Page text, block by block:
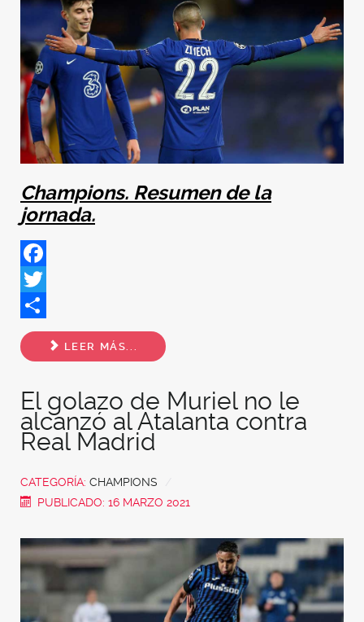
Champions. Resumen de la
jornada.
Facebook
Twitter
Share
LEER MÁS...
El golazo de Muriel no le
alcanzó al Atalanta contra
Real Madrid
CATEGORÍA: CHAMPIONS
PUBLICADO: 16 MARZO 2021